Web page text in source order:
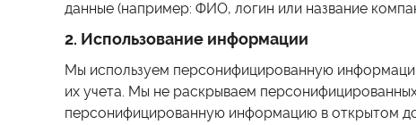
данные (например: ФИО, логин или название
2. Использование информации
Мы используем персонифицированную
их учета. Мы не раскрываем
персонифицированную информацию в открытом